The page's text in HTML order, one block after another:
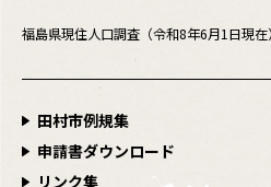
福島県現住人口調査（令和8年6月1日現在）
田村市例規集
申請書ダウンロード
リンク集